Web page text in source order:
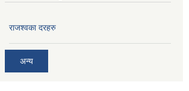
राजश्वका दरहरु
अन्य